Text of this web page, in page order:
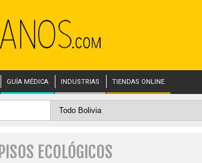
GUÍA MÉDICA INDUSTRIAS TIENDAS ONLINE
PISOS ECOLÓGICOS